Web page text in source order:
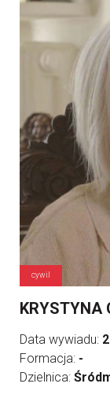
cywil
KRYSTYNA
Data wywiadu:
Formacja: -
Dzielnica: